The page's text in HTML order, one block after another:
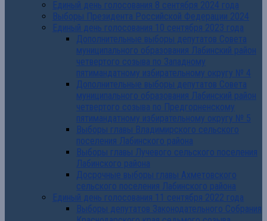
Единый день голосования 8 сентября 2024 года
Выборы Президента Российской Федерации 2024
Единый день голосования 10 сентября 2023 года
Дополнительные выборы депутатов Совета
муниципального образования Лабинский район
четвертого созыва по Западному
пятимандатному избирательному округу № 4
Дополнительные выборы депутатов Совета
муниципального образования Лабинский район
четвертого созыва по Предгорненскому
пятимандатному избирательному округу № 5
Выборы главы Владимирского сельского
поселения Лабинского района
Выборы главы Лучевого сельского поселения
Лабинского района
Досрочные выборы главы Ахметовского
сельского поселения Лабинского района
Единый день голосования 11 сентября 2022 года
Выборы депутатов Законодательного Собрания